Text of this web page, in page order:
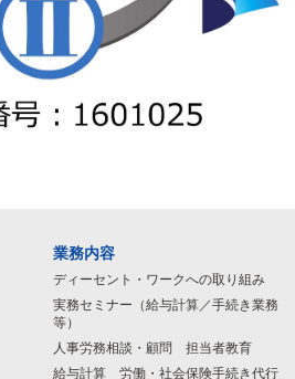
業務内容
ディーセント・ワークへの取り組み
実務セミナー（給与計算／手続き業務
等）
人事労務相談・顧問 担当者教育
給与計算 労働・社会保険手続き代行